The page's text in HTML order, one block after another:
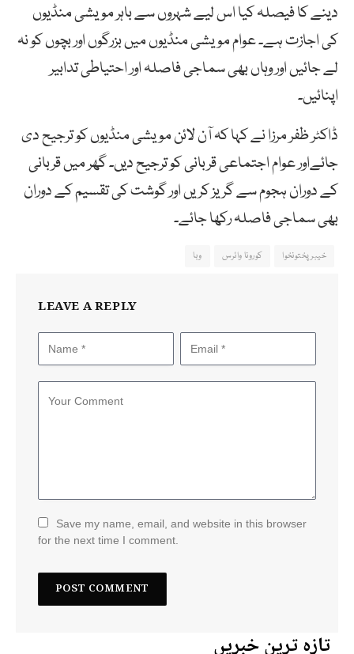
دینے کا فیصلہ کیا اس لیے شہروں سے باہر مویشی منڈیوں
کی اجازت ہے۔ عوام مویشی منڈیوں میں بزرگوں اور بچوں کو نہ
لے جائیں اور وہاں بھی سماجی فاصلہ اور احتیاطی تدابیر
اپنائیں۔
ڈاکٹر ظفر مرزا نے کہا کہ آن لائن مویشی منڈیوں کو ترجیح دی
جائےاور عوام اجتماعی قربانی کو ترجیح دیں۔ گھر میں قربانی
کے دوران ہجوم سے گریز کریں اور گوشت کی تقسیم کے دوران
بھی سماجی فاصلہ رکھا جائے۔
خیبرپختونخوا کورونا وائرس وبا
LEAVE A REPLY
Save my name, email, and website in this browser
for the next time I comment.
تازہ ترین خبریں